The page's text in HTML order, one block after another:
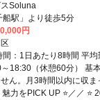
Soluna
駅」より徒歩5分
円
：1日あたり8時間 平
18:30（休憩60分） 基
ん。月3時間以内に収ま
力をPICK UP ⭐／／ ⭐